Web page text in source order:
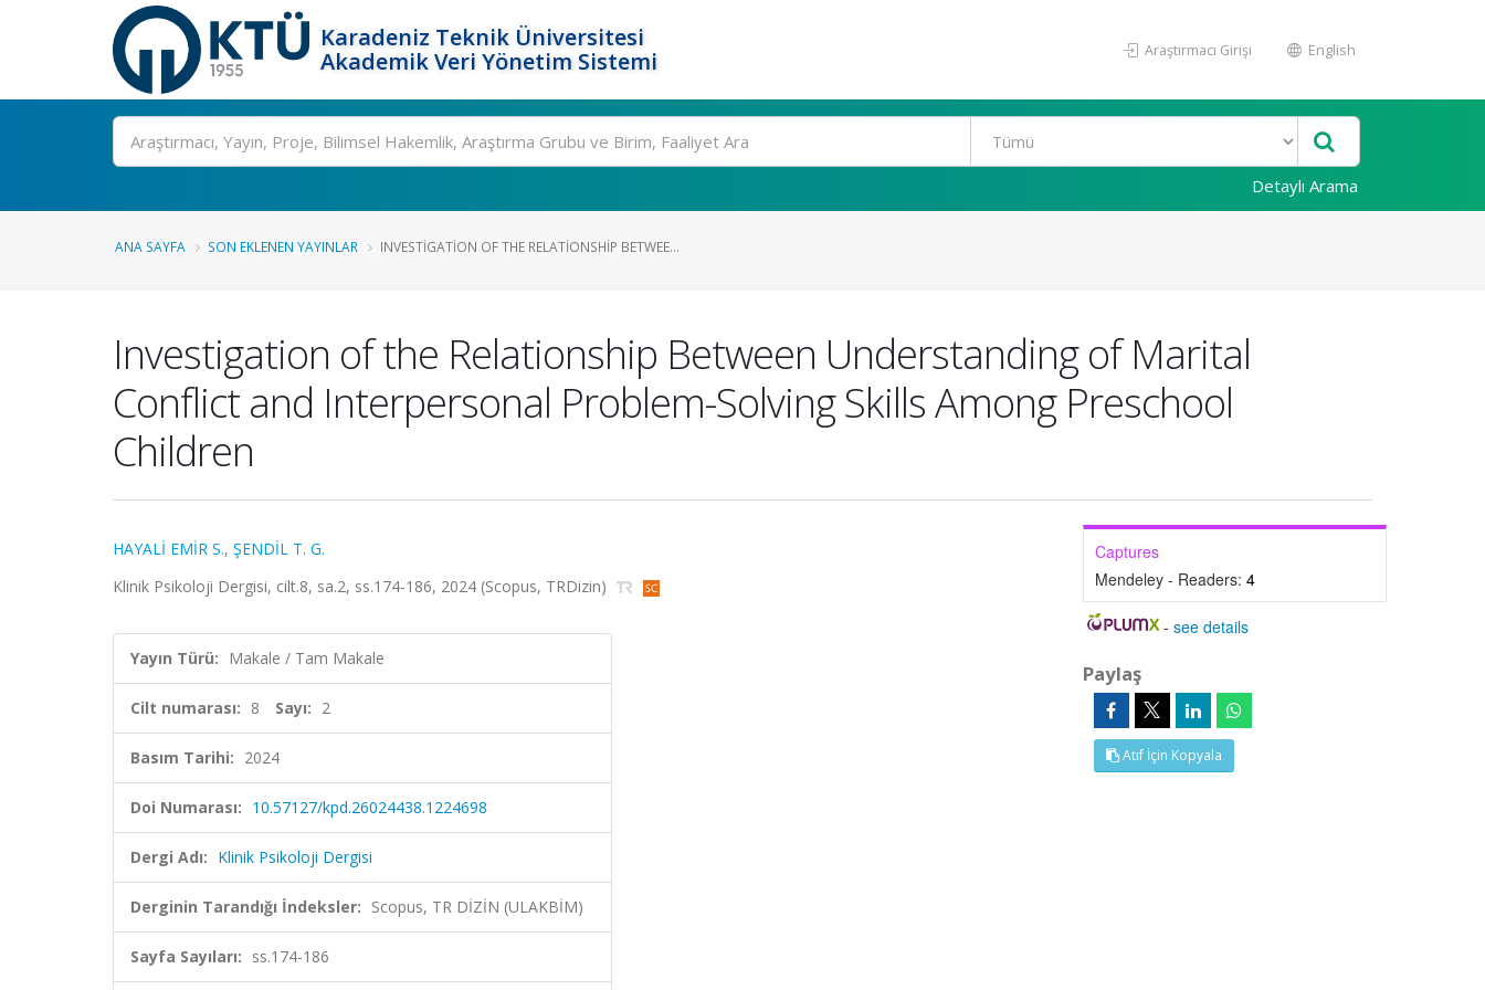
Karadeniz Teknik Üniversitesi
Akademik Veri Yönetim Sistemi
Araştırmacı Girişi English
Ara
Detaylı Arama
ANA SAYFA SON EKLENEN YAYINLAR INVESTIGATION OF THE RELATIONSHIP BETWEE...
Investigation of the Relationship Between Understanding of Marital
Conflict and Interpersonal Problem-Solving Skills Among Preschool
Children
HAYALİ EMİR S., ŞENDİL T. G.
Klinik Psikoloji Dergisi, cilt.8, sa.2, ss.174-186, 2024 (Scopus, TRDizin)
Yayın Türü: Makale / Tam Makale
Cilt numarası: 8 Sayı: 2
Basım Tarihi: 2024
Doi Numarası: 10.57127/kpd.26024438.1224698
Dergi Adı: Klinik Psikoloji Dergisi
Derginin Tarandığı İndeksler: Scopus, TR DİZİN (ULAKBİM)
Sayfa Sayıları: ss.174-186
Captures
Mendeley - Readers: 4
-see details
Paylaş
Atıf İçin Kopyala